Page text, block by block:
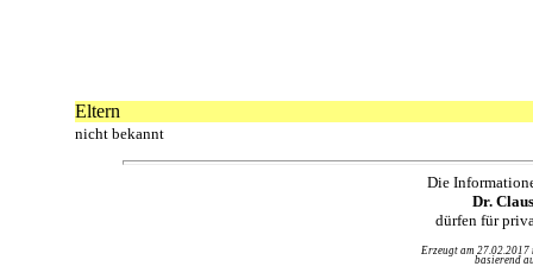
Eltern
nicht bekannt
Die
Dr.
dürfen für
Erzeugt am
basierend